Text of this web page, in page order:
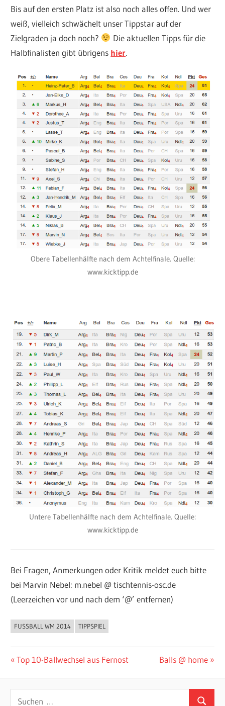
Bis auf den ersten Platz ist also noch alles offen. Und wer
weiß, vielleich schwächelt unser Tippstar auf der
Zielgraden ja doch noch?
Die aktuellen Tipps für die
Halbfinalisten gibt übrigens hier.
Obere Tabellenhälfte nach dem Achtelfinale. Quelle:
www.kicktipp.de
Untere Tabellenhälfte nach dem Achtelfinale. Quelle:
www.kicktipp.de
Bei Fragen, Anmerkungen oder Kritik meldet euch bitte
bei Marvin Nebel: m.nebel @ tischtennis-osc.de
(Leerzeichen vor und nach dem ‘@’ entfernen)
ALLGEMEIN
FUSSBALL WM 2014 TIPPSPIEL
Beitragsnavigation
Vorheriger
Top 10-Ballwechsel aus Fernost
Nächster
Balls @ home